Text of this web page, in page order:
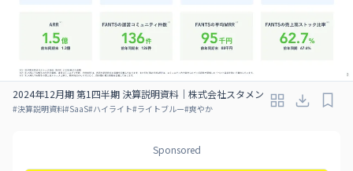
2024年12月期 第1四半期 決算説明資料｜株式会社スタメン
#決算説明資料#SaaS#ハイライト#ライトブルー#爽やか
Sponsored